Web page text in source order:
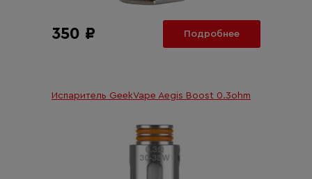
350 ₽ Подробнее
Испаритель GeekVape Aegis Boost 0.3ohm